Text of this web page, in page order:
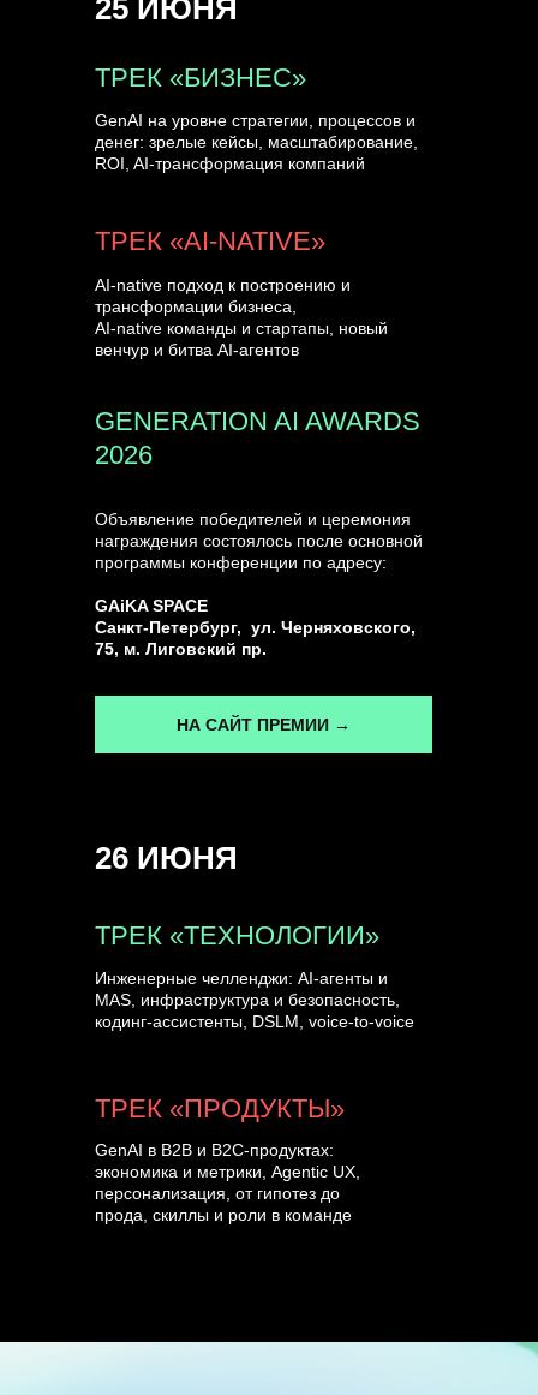
Объявление победителей и церемония
награждения состоялось после основной
программы конференции по адресу:
GAiKA SPACE
Санкт-Петербург, ул. Черняховского,
75, м. Лиговский пр.
ТРЕК «БИЗНЕС»
GENERATION AI AWARDS
2026
GenAI на уровне стратегии, процессов и
денег: зрелые кейсы, масштабирование,
ROI, AI-трансформация компаний
AI-native подход к построению и
трансформации бизнеса,
AI-native команды и стартапы, новый
венчур и битва AI-агентов
ТРЕК «AI-NATIVE»
25 ИЮНЯ
26 ИЮНЯ
ТРЕК «ПРОДУКТЫ»
GenAI в B2B и B2C-продуктах:
экономика и метрики, Agentic UX,
персонализация, от гипотез до
прода, скиллы и роли в команде
Инженерные челленджи: AI-агенты и
MAS, инфраструктура и безопасность,
кодинг-ассистенты, DSLM, voice-to-voice
ТРЕК «ТЕХНОЛОГИИ»
НА САЙТ ПРЕМИИ →
УЗНАТЬ БОЛЬШЕ
ГЕНЕРАЛЬНЫЙ ИНФОПАРТНЕР
CONVERSATIONS